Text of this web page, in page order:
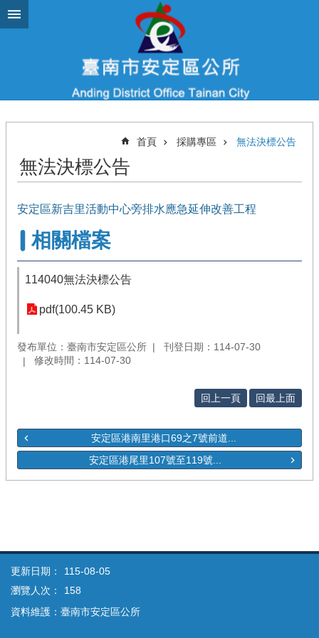
跳到主要內容區塊
首頁 採購專區 無法決標公告
無法決標公告
安定區新吉里活動中心旁排水應急延伸改善工程
相關檔案
114040無法決標公告
pdf(100.45 KB)
發布單位：臺南市安定區公所
刊登日期：114-07-30
修改時間：114-07-30
回上一頁 回最上面
安定區港南里港口69之7號前道...
安定區港尾里107號至119號...
更新日期：
115-08-05
瀏覽人次：
158
資料維護：臺南市安定區公所